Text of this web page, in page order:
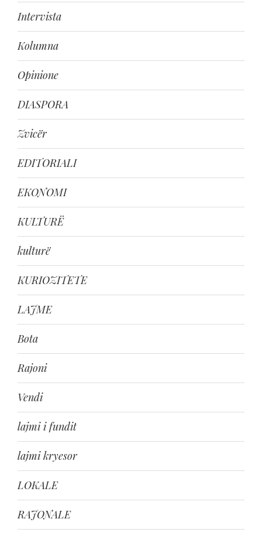
Intervista
Kolumna
Opinione
DIASPORA
Zvicër
EDITORIALI
EKONOMI
KULTURË
kulturë
KURIOZITETE
LAJME
Bota
Rajoni
Vendi
lajmi i fundit
lajmi kryesor
LOKALE
RAJONALE